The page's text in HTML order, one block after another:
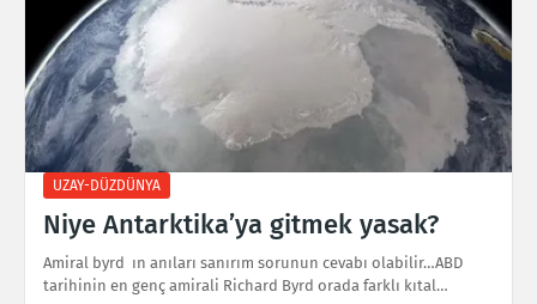
UZAY-DÜZDÜNYA
Niye Antarktika’ya gitmek yasak?
Amiral byrd ın anıları sanırım sorunun cevabı olabilir…ABD
tarihinin en genç amirali Richard Byrd orada farklı kıtal…